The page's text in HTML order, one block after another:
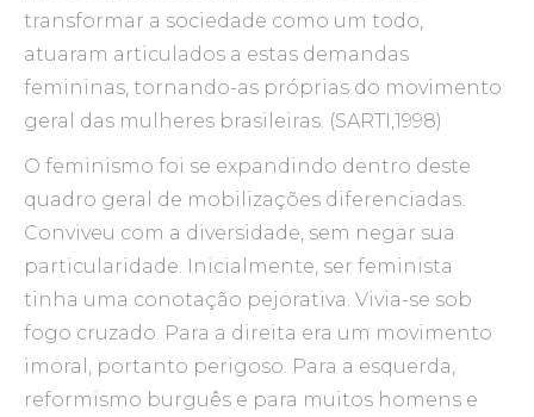
transformar a sociedade como um todo,
atuaram articulados a estas demandas
femininas, tornando-as próprias do movimento
geral das mulheres brasileiras. (SARTI,1998)
O feminismo foi se expandindo dentro deste
quadro geral de mobilizações diferenciadas.
Conviveu com a diversidade, sem negar sua
particularidade. Inicialmente, ser feminista
tinha uma conotação pejorativa. Vivia-se sob
fogo cruzado. Para a direita era um movimento
imoral, portanto perigoso. Para a esquerda,
reformismo burguês e para muitos homens e